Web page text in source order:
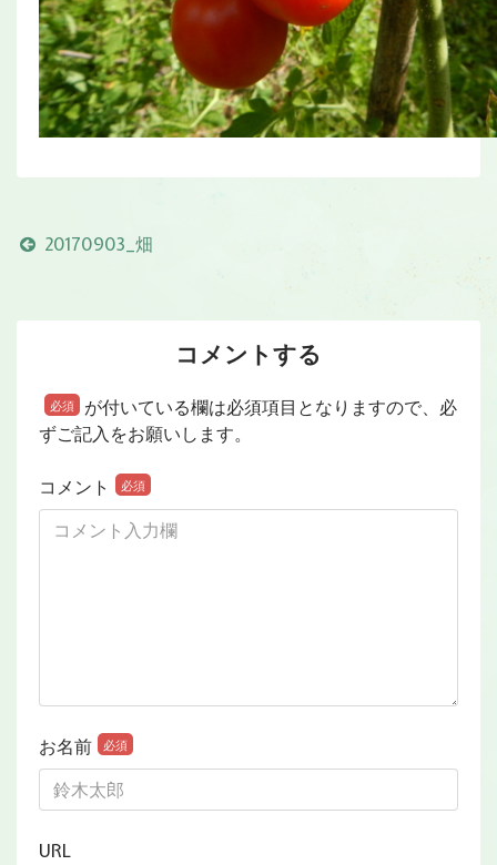
20170903_畑
コメントする
必須
が付いている欄は必須項目となりますので、必
ずご記入をお願いします。
コメント 必須
お名前 必須
URL